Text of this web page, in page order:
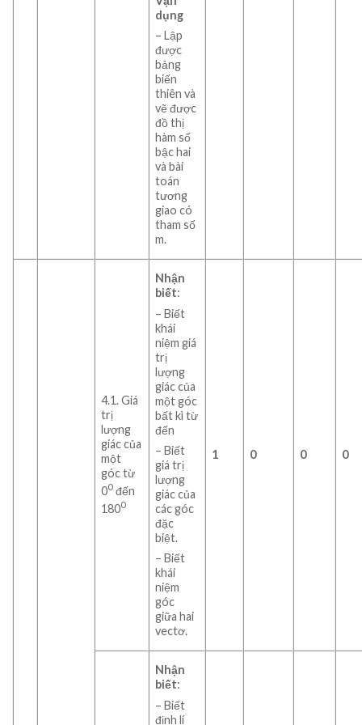
dụng
– Lập
được
bảng
biến
thiên và
vẽ được
đồ thị
hàm số
bậc hai
và bài
toán
tương
giao có
tham số
m.
4.1. Giá
trị
lượng
giác của
một
góc từ
00 đến
1800
Nhận
biết:
– Biết
khái
niệm giá
trị
lượng
giác của
một góc
bất kì từ
đến
– Biết
giá trị
lượng
giác của
các góc
đặc
biệt.
– Biết
khái
niệm
góc
giữa hai
vectơ.
1 0 0 0
Nhận
biết:
– Biết
định lí